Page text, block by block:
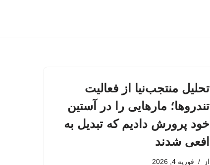
تحلیل منتجب‌نیا از فعالیت
تندروها؛ مارهایی را در آستین
خود پرورش دادیم که تبدیل به
افعی شدند
از فوریه 4, 2026